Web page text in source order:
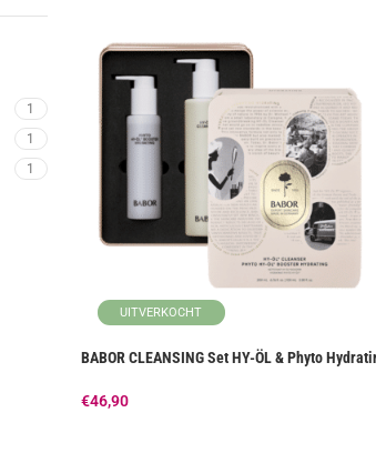
1
1
1
UITVERKOCHT
BABOR CLEANSING Set HY-ÖL & Phyto
€46,90